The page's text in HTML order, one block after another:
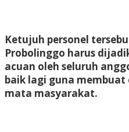
Ketujuh personel
Probolinggo harus
acuan oleh seluruh
baik lagi guna
mata masyarakat.